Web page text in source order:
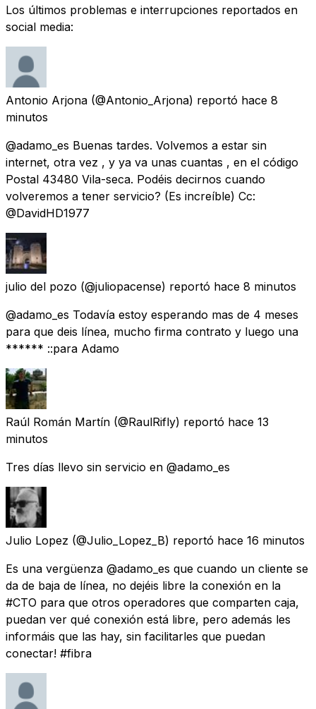
Los últimos problemas e interrupciones reportados en
social media:
Antonio Arjona (@Antonio_Arjona) reportó hace 8
minutos
@adamo_es Buenas tardes. Volvemos a estar sin
internet, otra vez , y ya va unas cuantas , en el código
Postal 43480 Vila-seca. Podéis decirnos cuando
volveremos a tener servicio? (Es increíble) Cc:
@DavidHD1977
julio del pozo (@juliopacense) reportó hace 8 minutos
@adamo_es Todavía estoy esperando mas de 4 meses
para que deis línea, mucho firma contrato y luego una
****** ::para Adamo
Raúl Román Martín (@RaulRifly) reportó hace 13
minutos
Tres días llevo sin servicio en @adamo_es
Julio Lopez (@Julio_Lopez_B) reportó hace 16 minutos
Es una vergüenza @adamo_es que cuando un cliente se
da de baja de línea, no dejéis libre la conexión en la
#CTO para que otros operadores que comparten caja,
puedan ver qué conexión está libre, pero además les
informáis que las hay, sin facilitarles que puedan
conectar! #fibra